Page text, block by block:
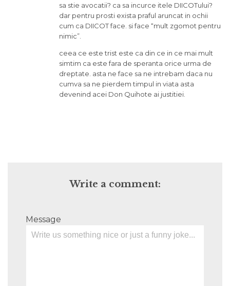
sa stie avocatii? ca sa incurce itele DIICOTului?
dar pentru prosti exista praful aruncat in ochii
cum ca DIICOT face. si face “mult zgomot pentru
nimic”.
ceea ce este trist este ca din ce in ce mai mult
simtim ca este fara de speranta orice urma de
dreptate. asta ne face sa ne intrebam daca nu
cumva sa ne pierdem timpul in viata asta
devenind acei Don Quihote ai justitiei.
Write a comment:
Message